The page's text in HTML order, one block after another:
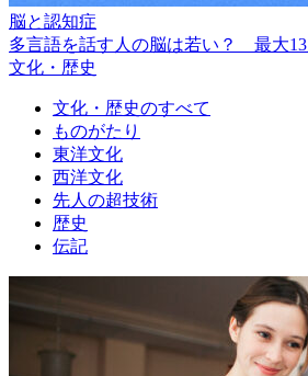
脳と認知症
多言語を話す人の脳は若い？ 最大
文化・歴史
文化・歴史のすべて
ものがたり
東洋文化
西洋文化
先人の超技術
歴史
伝記